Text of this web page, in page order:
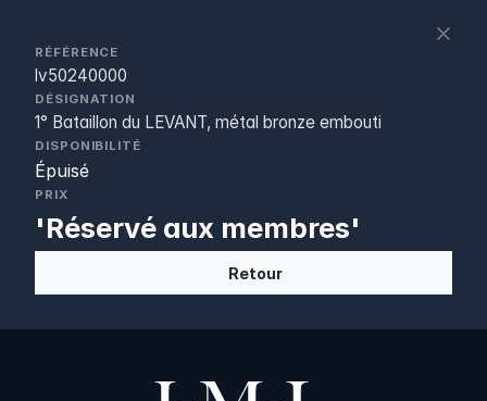
RÉFÉRENCE
lv50240000
DÉSIGNATION
1° Bataillon du LEVANT, métal bronze embouti
DISPONIBILITÉ
Épuisé
PRIX
'Réservé aux membres'
Retour